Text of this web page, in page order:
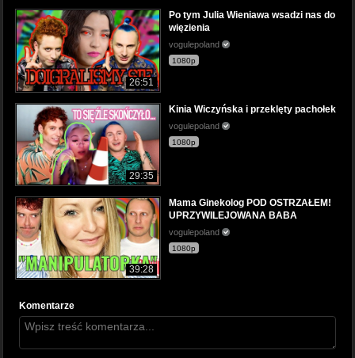
26:51
Po tym Julia Wieniawa wsadzi nas do
więzienia
vogulepoland
1080p
29:35
Kinia Wiczyńska i przeklęty pachołek
vogulepoland
1080p
39:28
Mama Ginekolog POD OSTRZAŁEM!
UPRZYWILEJOWANA BABA
vogulepoland
1080p
Komentarze